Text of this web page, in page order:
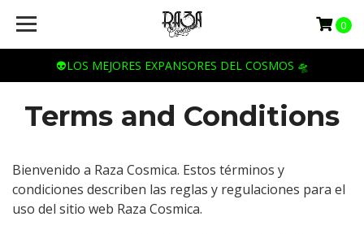
👽LOS MEJORES EXPANSORES DEL COSMOS 🛸
0
Terms and Conditions
Bienvenido a Raza Cosmica. Estos términos y
condiciones describen las reglas y regulaciones para el
uso del sitio web Raza Cosmica.